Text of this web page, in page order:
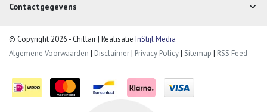
Contactgegevens
© Copyright 2026 - Chillair | Realisatie InStijl Media
Algemene Voorwaarden | Disclaimer| Privacy Policy| Sitemap | RSS Feed